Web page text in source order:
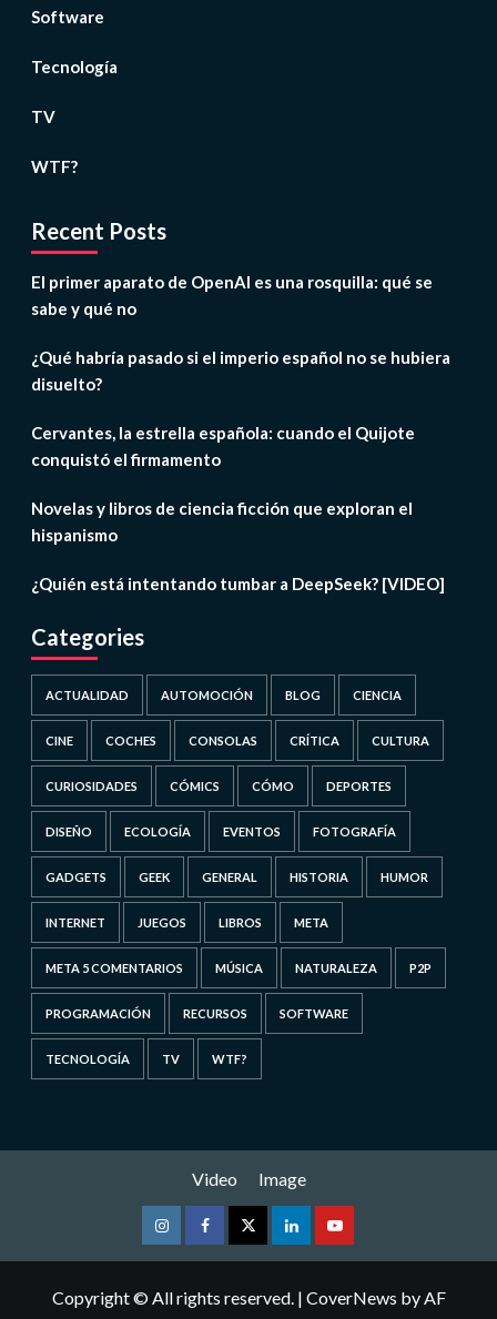
Software
Tecnología
TV
WTF?
Recent Posts
El primer aparato de OpenAI es una rosquilla: qué se
sabe y qué no
¿Qué habría pasado si el imperio español no se hubiera
disuelto?
Cervantes, la estrella española: cuando el Quijote
conquistó el firmamento
Novelas y libros de ciencia ficción que exploran el
hispanismo
¿Quién está intentando tumbar a DeepSeek? [VIDEO]
Categories
ACTUALIDAD AUTOMOCIÓN BLOG CIENCIA
CINE COCHES CONSOLAS CRÍTICA CULTURA
CURIOSIDADES CÓMICS CÓMO DEPORTES
DISEÑO ECOLOGÍA EVENTOS FOTOGRAFÍA
GADGETS GEEK GENERAL HISTORIA HUMOR
INTERNET JUEGOS LIBROS META
META 5 COMENTARIOS MÚSICA NATURALEZA P2P
PROGRAMACIÓN RECURSOS SOFTWARE
TECNOLOGÍA TV WTF?
Video Image
InstagramFacebookTwitterLinkedinYoutube
Copyright © All rights reserved. | CoverNews by AF